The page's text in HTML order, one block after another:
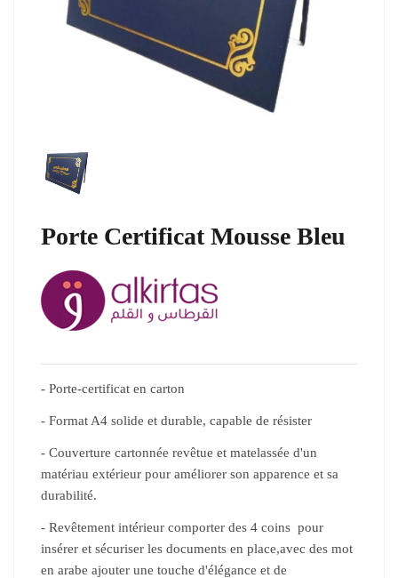
Porte Certificat Mousse Bleu
- Porte-certificat en carton
- Format A4 solide et durable, capable de résister
- Couverture cartonnée revêtue et matelassée d'un
matériau extérieur pour améliorer son apparence et sa
durabilité.
- Revêtement intérieur comporter des 4 coins pour
insérer et sécuriser les documents en place,avec des mot
en arabe ajouter une touche d'élégance et de